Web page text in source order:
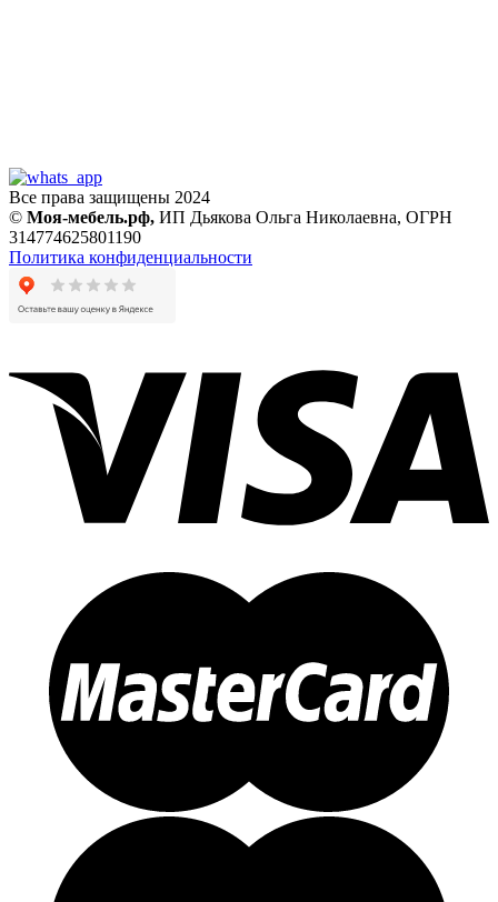
Все права защищены 2024
© Моя-мебель.рф, ИП Дьякова Ольга Николаевна, ОГРН
314774625801190
Политика конфиденциальности